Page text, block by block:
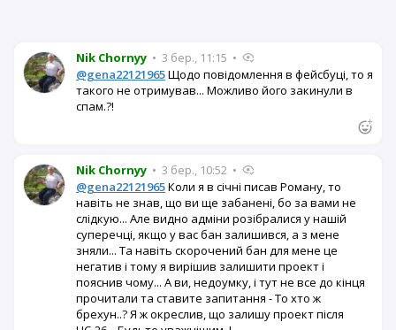
Nik Chornyy • 3 бер., 11:15 •
@gena22121965Щодо повідомлення в фейсбуці, то я
такого не отримував... Можливо його закинули в
спам.?!
Nik Chornyy • 3 бер., 10:52 •
@gena22121965Коли я в січні писав Роману, то
навіть не знав, що ви ще забанені, бо за вами не
слідкую... Але видно адміни розібралися у нашій
суперечці, якщо у вас бан залишився, а з мене
зняли... Та навіть скорочений бан для мене це
негатив і тому я вирішив залишити проект і
пояснив чому... А ви, недоумку, і тут не все до кінця
прочитали та ставите запитання - То хто ж
брехун..? Я ж окреслив, що залишу проект після